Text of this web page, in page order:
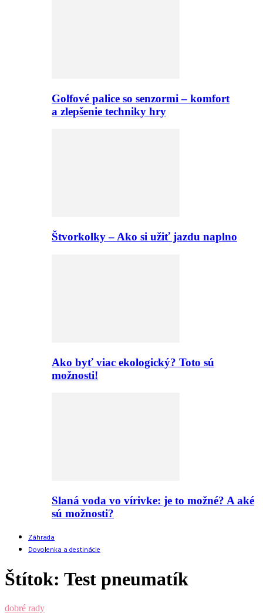
Golfové palice so senzormi – komfort
a zlepšenie techniky hry
Štvorkolky – Ako si užiť jazdu naplno
Ako byť viac ekologický? Toto sú
možnosti!
Slaná voda vo vírivke: je to možné? A aké
sú možnosti?
Záhrada
Dovolenka a destinácie
Štítok: Test pneumatík
dobré rady